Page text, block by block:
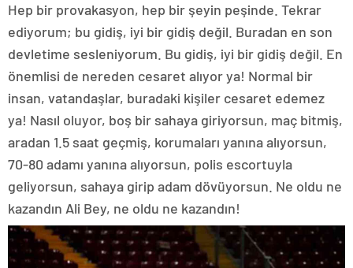
Hep bir provakasyon, hep bir şeyin peşinde. Tekrar
ediyorum; bu gidiş, iyi bir gidiş değil. Buradan en son
devletime sesleniyorum. Bu gidiş, iyi bir gidiş değil. En
önemlisi de nereden cesaret alıyor ya! Normal bir
insan, vatandaşlar, buradaki kişiler cesaret edemez
ya! Nasıl oluyor, boş bir sahaya giriyorsun, maç bitmiş,
aradan 1.5 saat geçmiş, korumaları yanına alıyorsun,
70-80 adamı yanına alıyorsun, polis escortuyla
geliyorsun, sahaya girip adam dövüyorsun. Ne oldu ne
kazandın Ali Bey, ne oldu ne kazandın!